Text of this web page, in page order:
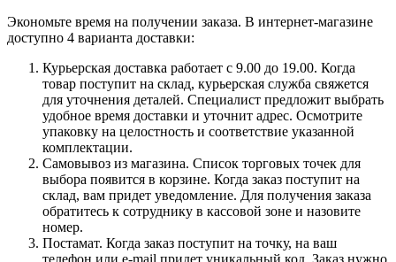
Экономьте время на получении заказа. В интернет-магазине
доступно 4 варианта доставки:
Курьерская доставка работает с 9.00 до 19.00. Когда
товар поступит на склад, курьерская служба свяжется
для уточнения деталей. Специалист предложит выбрать
удобное время доставки и уточнит адрес. Осмотрите
упаковку на целостность и соответствие указанной
комплектации.
Самовывоз из магазина. Список торговых точек для
выбора появится в корзине. Когда заказ поступит на
склад, вам придет уведомление. Для получения заказа
обратитесь к сотруднику в кассовой зоне и назовите
номер.
Постамат. Когда заказ поступит на точку, на ваш
телефон или e-mail придет уникальный код. Заказ нужно